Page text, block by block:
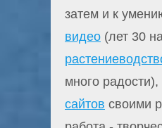
затем и к
видео (лет 30
много радости),
сайтов своими